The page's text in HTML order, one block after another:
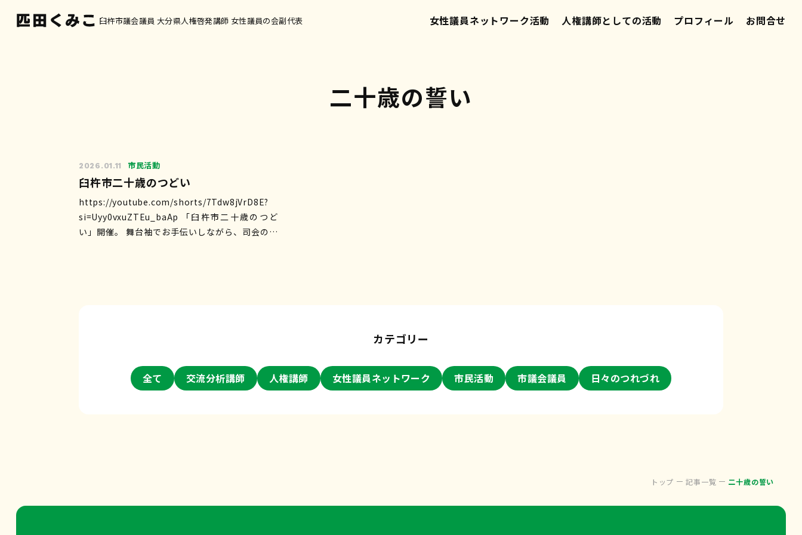
臼杵市議会議員 大分県人権啓発講師 女性議員の会副代表 女性議員ネットワーク活動 人権講師としての活動 プロフィール お問合せ
二十歳の誓い
2026.01.11 市民活動
臼杵市二十歳のつどい
https://youtube.com/shorts/7Tdw8jVrD8E?
si=Uyy0vxuZTEu_baAp 「臼杵市二十歳のつど
い」開催。 舞台袖でお手伝いしながら、司会のお
カテゴリー
全て 交流分析講師 人権講師 女性議員ネットワーク 市民活動 市議会議員 日々のつれづれ
トップ 記事一覧 二十歳の誓い